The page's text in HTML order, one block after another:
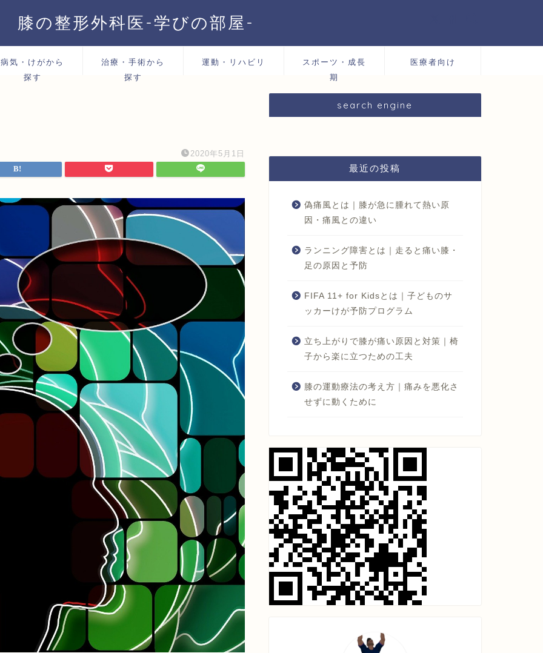
膝の整形外科医-学びの部屋-
病気・けがから
探す
治療・手術から
探す
運動・リハビリ
スポーツ・成長
期
医療者向け
2020年5月1日
search engine
最近の投稿
偽痛風とは｜膝が急に腫れて熱い原
因・痛風との違い
ランニング障害とは｜走ると痛い膝・
足の原因と予防
FIFA 11+ for Kidsとは｜子どものサ
ッカーけが予防プログラム
立ち上がりで膝が痛い原因と対策｜椅
子から楽に立つための工夫
膝の運動療法の考え方｜痛みを悪化さ
せずに動くために